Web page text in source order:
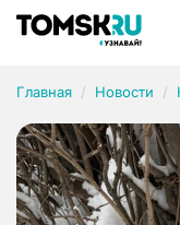
Главная Новости